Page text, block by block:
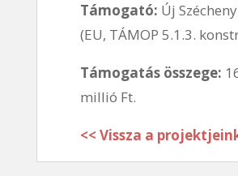
Támogató: Új
(EU, TÁMOP 5.1.3.
Támogatás összege:
millió Ft.
<< Vissza a